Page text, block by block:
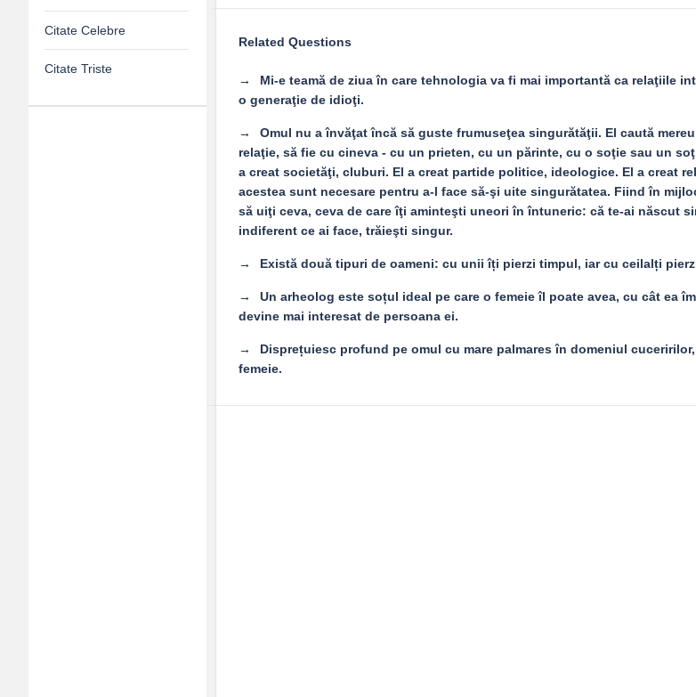
Related Questions
Mi-e teamă de ziua în care tehnologia va fi mai importantă ca relaţiile
o generaţie de idioţi.
Omul nu a învăţat încă să guste frumuseţea singurătăţii. El caută
relaţie, să fie cu cineva - cu un prieten, cu un părinte, cu o soţie sau un
a creat societăţi, cluburi. El a creat partide politice, ideologice. El a creat
acestea sunt necesare pentru a-l face să-şi uite singurătatea. Fiind în
să uiţi ceva, ceva de care îţi aminteşti uneori în întuneric: că te-ai născut
indiferent ce ai face, trăieşti singur.
Există două tipuri de oameni: cu unii îți pierzi timpul, iar cu ceilalți
Un arheolog este soțul ideal pe care o femeie îl poate avea, cu cât ea
devine mai interesat de persoana ei.
Disprețuiesc profund pe omul cu mare palmares în domeniul
femeie.
Citate Celebre
Citate Triste